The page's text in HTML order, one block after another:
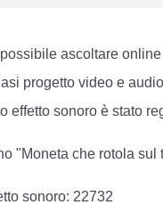
ascoltare
progetto video e
effetto sonoro è stato
"Moneta che rotola
sonoro: 22732